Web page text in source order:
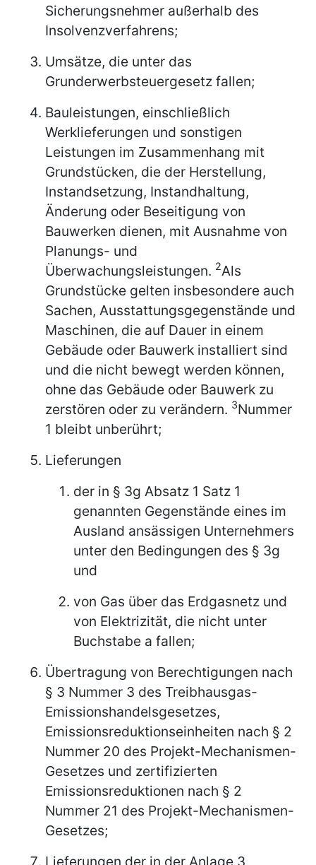
Sicherungsnehmer außerhalb des
Insolvenzverfahrens;
Umsätze, die unter das
Grunderwerbsteuergesetz fallen;
Bauleistungen, einschließlich
Werklieferungen und sonstigen
Leistungen im Zusammenhang mit
Grundstücken, die der Herstellung,
Instandsetzung, Instandhaltung,
Änderung oder Beseitigung von
Bauwerken dienen, mit Ausnahme von
Planungs- und
Überwachungsleistungen. 2Als
Grundstücke gelten insbesondere auch
Sachen, Ausstattungsgegenstände und
Maschinen, die auf Dauer in einem
Gebäude oder Bauwerk installiert sind
und die nicht bewegt werden können,
ohne das Gebäude oder Bauwerk zu
zerstören oder zu verändern. 3Nummer
1 bleibt unberührt;
Lieferungen
der in § 3g Absatz 1 Satz 1
genannten Gegenstände eines im
Ausland ansässigen Unternehmers
unter den Bedingungen des § 3g
und
von Gas über das Erdgasnetz und
von Elektrizität, die nicht unter
Buchstabe a fallen;
Übertragung von Berechtigungen nach
§ 3 Nummer 3 des Treibhausgas-
Emissionshandelsgesetzes,
Emissionsreduktionseinheiten nach § 2
Nummer 20 des Projekt-Mechanismen-
Gesetzes und zertifizierten
Emissionsreduktionen nach § 2
Nummer 21 des Projekt-Mechanismen-
Gesetzes;
Lieferungen der in der Anlage 3